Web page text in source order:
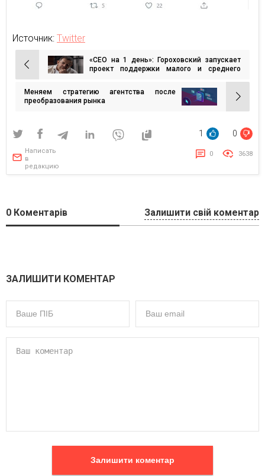
Источник: Twitter
Навигация
по
записям
«CEO на 1 день»: Гороховский запускает
проект поддержки малого и среднего
Меняем стратегию агентства после
преобразования рынка
1 0
Написать
в
редакцию
0 3638
0 Коментарів Залишити свій коментар
ЗАЛИШИТИ КОМЕНТАР
Залишити коментар